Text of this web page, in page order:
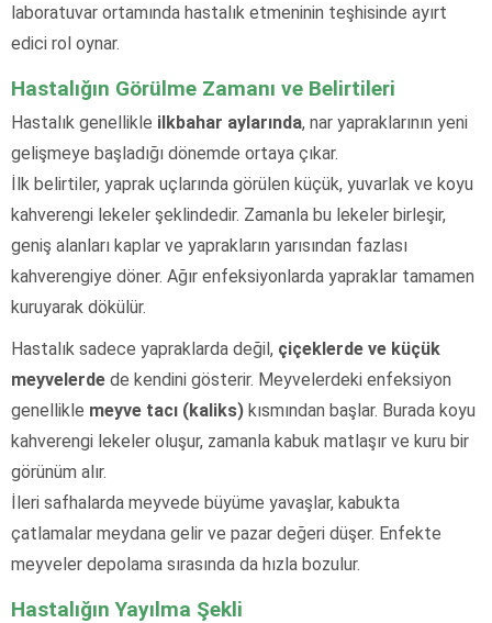
laboratuvar ortamında hastalık etmeninin teşhisinde ayırt
edici rol oynar.
Hastalığın Görülme Zamanı ve Belirtileri
Hastalık genellikle ilkbahar aylarında, nar yapraklarının yeni
gelişmeye başladığı dönemde ortaya çıkar.
İlk belirtiler, yaprak uçlarında görülen küçük, yuvarlak ve koyu
kahverengi lekeler şeklindedir. Zamanla bu lekeler birleşir,
geniş alanları kaplar ve yaprakların yarısından fazlası
kahverengiye döner. Ağır enfeksiyonlarda yapraklar tamamen
kuruyarak dökülür.
Hastalık sadece yapraklarda değil, çiçeklerde ve küçük
meyvelerde de kendini gösterir. Meyvelerdeki enfeksiyon
genellikle meyve tacı (kaliks) kısmından başlar. Burada koyu
kahverengi lekeler oluşur, zamanla kabuk matlaşır ve kuru bir
görünüm alır.
İleri safhalarda meyvede büyüme yavaşlar, kabukta
çatlamalar meydana gelir ve pazar değeri düşer. Enfekte
meyveler depolama sırasında da hızla bozulur.
Hastalığın Yayılma Şekli